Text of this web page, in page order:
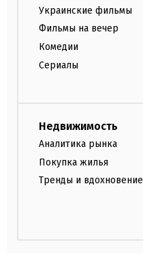
Украинские фильмы
Фильмы на вечер
Комедии
Сериалы
Недвижимость
Аналитика рынка
Покупка жилья
Тренды и вдохновение